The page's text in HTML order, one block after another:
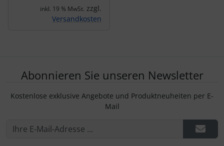
inkl. 19 % MwSt. zzgl.
Versandkosten
Abonnieren Sie unseren Newsletter
Kostenlose exklusive Angebote und Produktneuheiten per E-
Mail